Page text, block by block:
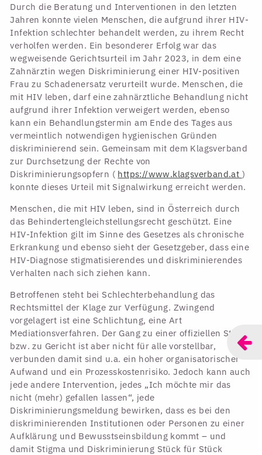
Durch die Beratung und Interventionen in den letzten
Jahren konnte vielen Menschen, die aufgrund ihrer HIV-
Infektion schlechter behandelt werden, zu ihrem Recht
verholfen werden. Ein besonderer Erfolg war das
wegweisende Gerichtsurteil im Jahr 2023, in dem eine
Zahnärztin wegen Diskriminierung einer HIV-positiven
Frau zu Schadenersatz verurteilt wurde. Menschen, die
mit HIV leben, darf eine zahnärztliche Behandlung nicht
aufgrund ihrer Infektion verweigert werden, ebenso
kann ein Behandlungstermin am Ende des Tages aus
vermeintlich notwendigen hygienischen Gründen
diskriminierend sein. Gemeinsam mit dem Klagsverband
zur Durchsetzung der Rechte von
Diskriminierungsopfern ( https://www.klagsverband.at )
konnte dieses Urteil mit Signalwirkung erreicht werden.
Menschen, die mit HIV leben, sind in Österreich durch
das Behindertengleichstellungsrecht geschützt. Eine
HIV-Infektion gilt im Sinne des Gesetzes als chronische
Erkrankung und ebenso sieht der Gesetzgeber, dass eine
HIV-Diagnose stigmatisierendes und diskriminierendes
Verhalten nach sich ziehen kann.
Betroffenen steht bei Schlechterbehandlung das
Rechtsmittel der Klage zur Verfügung. Zwingend
vorgelagert ist eine Schlichtung, eine Art
Mediationsverfahren. Der Gang zu einer offiziellen Stelle
bzw. zu Gericht ist aber nicht für alle vorstellbar,
verbunden damit sind u.a. ein hoher organisatorischer
Aufwand und ein Prozesskostenrisiko. Jedoch kann auch
jede andere Intervention, jedes „Ich möchte mir das
nicht (mehr) gefallen lassen“, jede
Diskriminierungsmeldung bewirken, dass es bei den
diskriminierenden Institutionen oder Personen zu einer
Aufklärung und Bewusstseinsbildung kommt – und
damit Stigma und Diskriminierung Stück für Stück